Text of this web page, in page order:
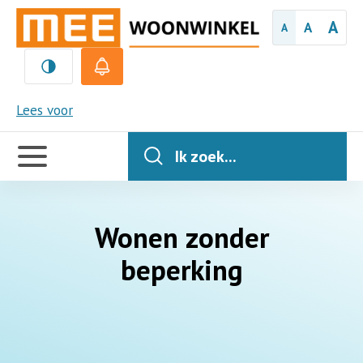
A A A
Lees voor
MEE
Handige
links
Ik zoek...
Wonen zonder
beperking